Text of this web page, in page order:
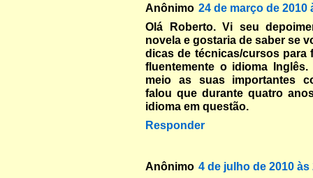
Anônimo 24 de março de 2010
Olá Roberto. Vi seu
novela e gostaria de saber se
dicas de técnicas/cursos para
fluentemente o idioma
meio as suas importantes
falou que durante quatro
idioma em questão.
Responder
Anônimo 4 de julho de 2010 às